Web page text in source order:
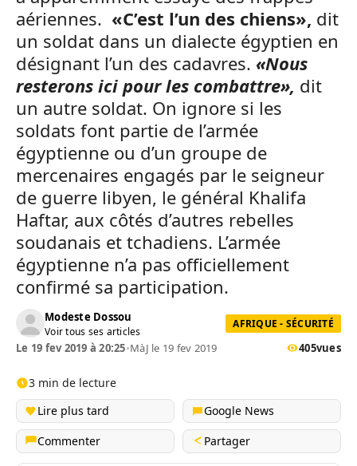
aériennes. «C’est l’un des chiens», dit
un soldat dans un dialecte égyptien en
désignant l’un des cadavres. «Nous
resterons ici pour les combattre», dit
un autre soldat. On ignore si les
soldats font partie de l’armée
égyptienne ou d’un groupe de
mercenaires engagés par le seigneur
de guerre libyen, le général Khalifa
Haftar, aux côtés d’autres rebelles
soudanais et tchadiens. L’armée
égyptienne n’a pas officiellement
confirmé sa participation.
Modeste Dossou
Voir tous ses articles
AFRIQUE - SÉCURITÉ
Le 19 fev 2019 à 20:25•MàJ le 19 fev 2019 405vues
3 min de lecture
Lire plus tard
Google News
Commenter
Partager